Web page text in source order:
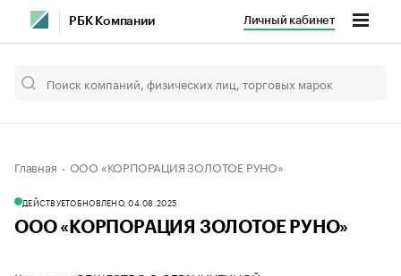
РБК Компании Личный кабинет
Главная ООО «КОРПОРАЦИЯ ЗОЛОТОЕ РУНО»
ДЕЙСТВУЕТОБНОВЛЕНО, 04.08.2025
ООО «КОРПОРАЦИЯ ЗОЛОТОЕ РУНО»